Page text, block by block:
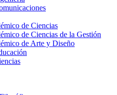
de Ciencias
de Ciencias de la Gestión
de Arte y Diseño